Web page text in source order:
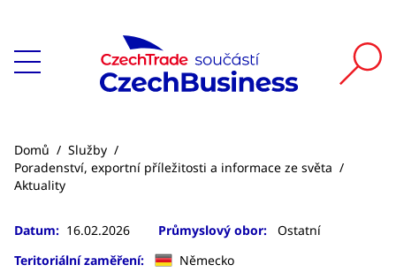
Domů / Služby /
Poradenství, exportní příležitosti a informace ze světa /
Aktuality
Datum: 16.02.2026 Průmyslový obor:
Ostatní
Teritoriální zaměření:
Německo